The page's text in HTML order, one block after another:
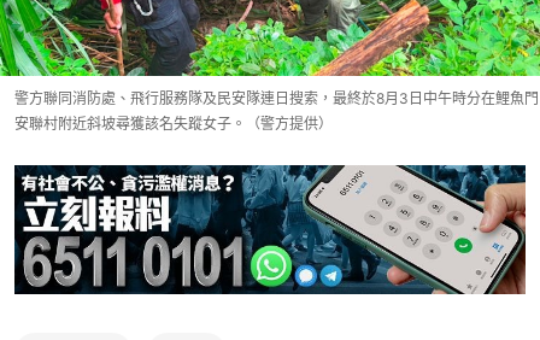
警方聯同消防處、飛行服務隊及民安隊連日搜索，最終於8月3日中午時分在鯉魚門
安聯村附近斜坡尋獲該名失蹤女子。（警方提供）